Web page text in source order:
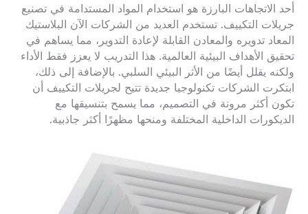
أحد الاتجاهات البارزة هو استخدام المواد المستدامة في تصنيع
جريلات التكييف. تستخدم العديد من الشركات الآن البلاستيك
المعاد تدويره والمعادن القابلة لإعادة التدوير، مما يساهم في
تحقيق الأهداف البيئية العالمية. هذا التدريب لا يعزز فقط الأداء
ولكنه يقلل أيضًا من الأثر البيئي السلبي. بالإضافة إلى ذلك،
ابتكرت الشركات تكنولوجيا جديدة تتيح لجريلات التكييف أن
تكون أكثر مرونة في التصميم، مما يسمح بتنسيقها مع
الديكورات الداخلية المختلفة ومنحها مظهرًا أكثر جاذبية.